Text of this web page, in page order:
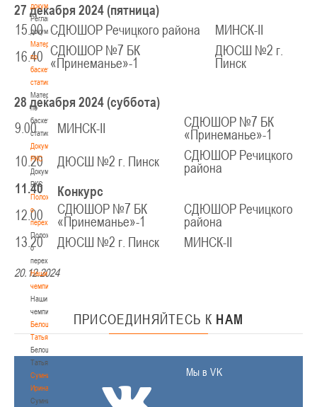
документы
Регламентирующие
документы
Материалы
по
баскетбольной
статистике
Материалы
по
баскетбольной
статистике
Документы
РКС
Документы
РКС
Положение
о
переходах
Положение
о
переходах
Наши
чемпионы
Наши
чемпионы
Белошапко
Татьяна
Белошапко
Татьяна
Сумникова
Ирина
Сумникова
27 декабря 2024 (пятница)
15.00 СДЮШОР Речицкого района
МИНСК-II
16.40 СДЮШОР №7 БК
«Принеманье»-1
ДЮСШ №2 г.
Пинск
28 декабря 2024 (суббота)
9.00
МИНСК-II
СДЮШОР №7 БК
«Принеманье»-1
10.20
ДЮСШ №2 г. Пинск
СДЮШОР Речицкого
района
11.40
Конкурс
12.00
СДЮШОР №7 БК
«Принеманье»-1
СДЮШОР Речицкого
района
13.20
ДЮСШ №2 г. Пинск МИНСК-II
20.12.2024
ПРИСОЕДИНЯЙТЕСЬ К НАМ
Мы в VK